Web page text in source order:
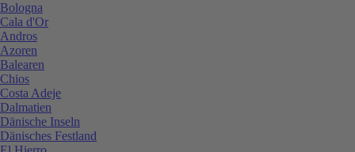
Bologna
Cala d'Or
Andros
Azoren
Balearen
Chios
Costa Adeje
Dalmatien
Dänische Inseln
Dänisches Festland